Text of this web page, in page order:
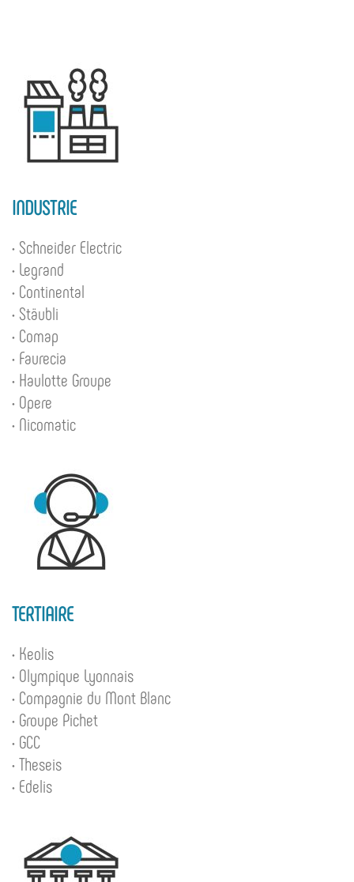
INDUSTRIE
• Schneider Electric
• Legrand
• Continental
• Stäubli
• Comap
• Faurecia
• Haulotte Groupe
• Opere
• Nicomatic
TERTIAIRE
• Keolis
• Olympique Lyonnais
• Compagnie du Mont Blanc
• Groupe Pichet
• GCC
• Theseis
• Edelis